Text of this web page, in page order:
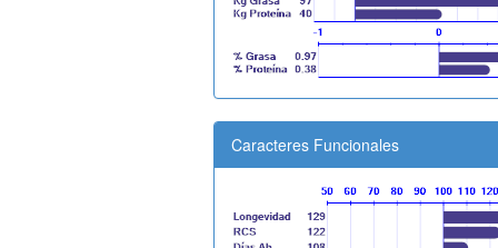
Caracteres Funcionales